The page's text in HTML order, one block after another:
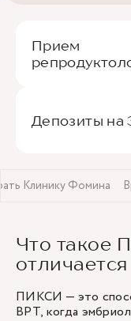
Прием
Депозиты на
Клинику Фомина
Что такое
ПИКСИ — это
ВРТ, когда